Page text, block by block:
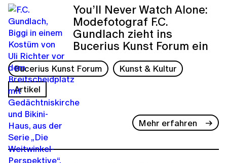
You’ll Never Watch Alone:
Modefotograf F.C.
Gundlach zieht ins
Bucerius Kunst Forum ein
Bucerius Kunst Forum
Kunst & Kultur
Artikel
Mehr erfahren